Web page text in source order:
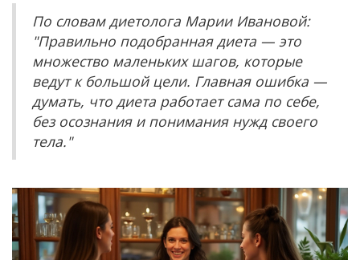
По словам диетолога Марии Ивановой:
"Правильно подобранная диета — это
множество маленьких шагов, которые
ведут к большой цели. Главная ошибка —
думать, что диета работает сама по себе,
без осознания и понимания нужд своего
тела."